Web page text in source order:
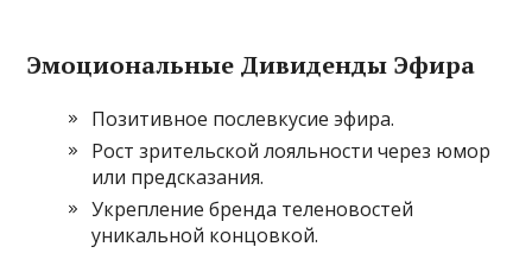
Эмоциональные Дивиденды Эфира
Позитивное послевкусие эфира.
Рост зрительской лояльности через юмор
или предсказания.
Укрепление бренда теленовостей
уникальной концовкой.